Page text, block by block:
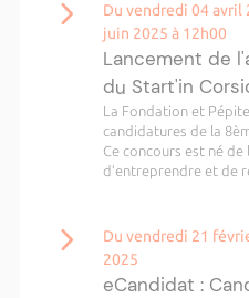
Du vendredi 04 avril
juin 2025 à 12h00
Lancement de
du Start'in
La Fondation et
candidatures de la
Ce concours est né
d’entreprendre et de
Du vendredi 21
2025
eCandidat :